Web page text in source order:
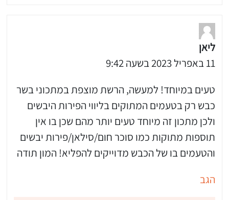
ליאן
11 באפריל 2023 בשעה 9:42
טעים במיוחד! למעשה, הרשת מוצפת במתכוני בשר
כבש רק בטעמים המתוקים בליווי הפירות היבשים
ולכן מתכון זה מיוחד טעים יותר מהם שכן בו אין
תוספות מתוקות כמו סוכר חום/סילאן/פירות יבשים
והטעמים בו של הכבש מדוייקים להפליא! המון תודה
הגב